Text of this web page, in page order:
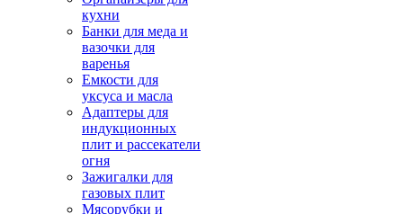
кухни
Банки для меда и
вазочки для
варенья
Емкости для
уксуса и масла
Адаптеры для
индукционных
плит и рассекатели
огня
Зажигалки для
газовых плит
Мясорубки и